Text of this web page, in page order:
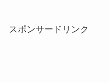
スポンサードリンク